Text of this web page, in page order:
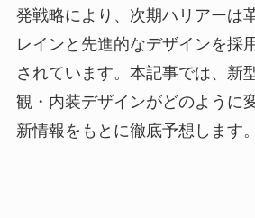
発戦略により、次期ハリアーは
レインと先進的なデザインを採
されています。本記事では、新
観・内装デザインがどのように
新情報をもとに徹底予想します。